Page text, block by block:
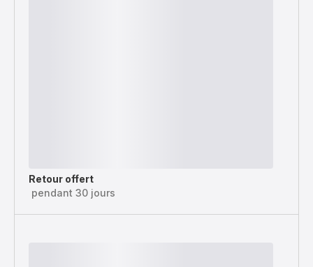
Retour offert
pendant 30 jours